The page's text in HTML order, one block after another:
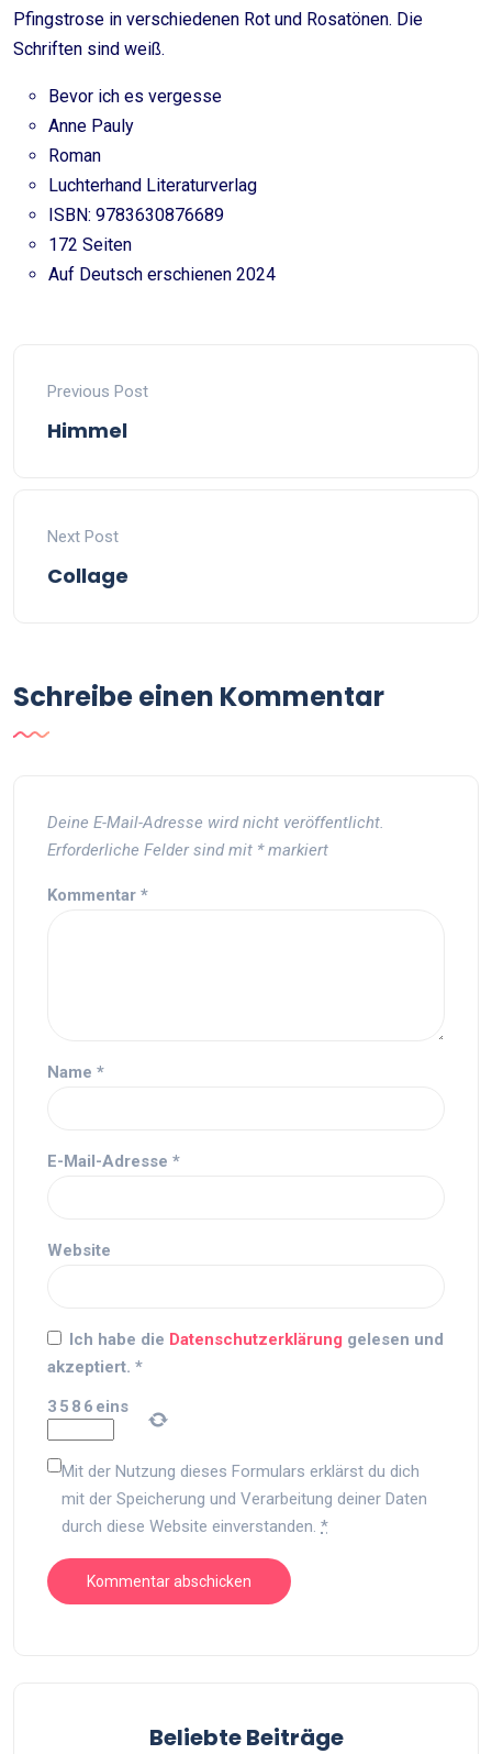
Pfingstrose in verschiedenen Rot und Rosatönen. Die
Schriften sind weiß.
Bevor ich es vergesse
Anne Pauly
Roman
Luchterhand Literaturverlag
ISBN: 9783630876689
172 Seiten
Auf Deutsch erschienen 2024
Previous Post
Himmel
Next Post
Collage
Schreibe einen Kommentar
Deine E-Mail-Adresse wird nicht veröffentlicht.
Erforderliche Felder sind mit *markiert
Kommentar *
Name *
E-Mail-Adresse *
Website
Ich habe die Datenschutzerklärung gelesen und
akzeptiert. *
3 5 8 6 eins
Mit der Nutzung dieses Formulars erklärst du dich
mit der Speicherung und Verarbeitung deiner Daten
durch diese Website einverstanden. *
Beliebte Beiträge